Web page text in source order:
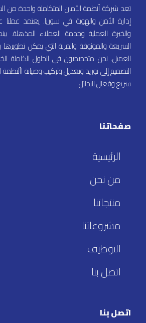
تعد شركة أنظمة الأمان المتكاملة واحدة من
إدارة الأمن والهوية في سوريا. يعتمد
والخبرة العملية وخدمة العملاء المذهلة.
السريعة والموثوقة والمرنة التي يمكن
العميل. نحن متخصصون في الحلول الكاملة
التصميم إلى توريد وتعديل وتركيب وصيانة األنظمة
سريع وفعال للبدائل
صفحاتنا
الرئيسية
من نحن
منتجاتنا
مشروعاتنا
التوظيف
اتصل بنا
اتصل بنا